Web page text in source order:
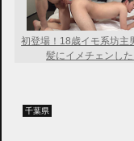
初登場！18歳イモ系坊主
髪にイメチェンし
千葉県